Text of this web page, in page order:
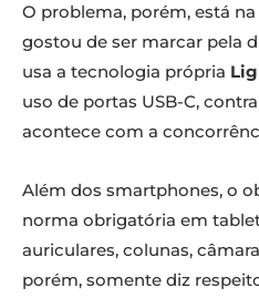
O problema, porém, está na
gostou de ser marcar pela
usa a tecnologia própria
uso de portas USB-C,
acontece com a
Além dos smartphones, o
norma obrigatória em
auriculares, colunas,
porém, somente diz